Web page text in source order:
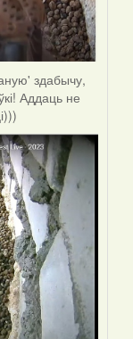
здабычу,
Аддаць не